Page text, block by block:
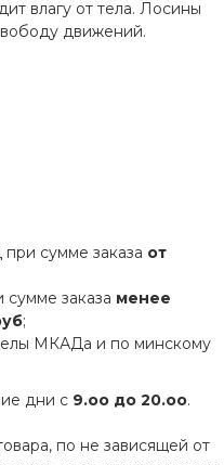
влагу от тела. Лосины
движений.
сумме заказа от
заказа менее
;
МКАДа и по минскому
дни с 9.оо до 20.оо.
по не зависящей от